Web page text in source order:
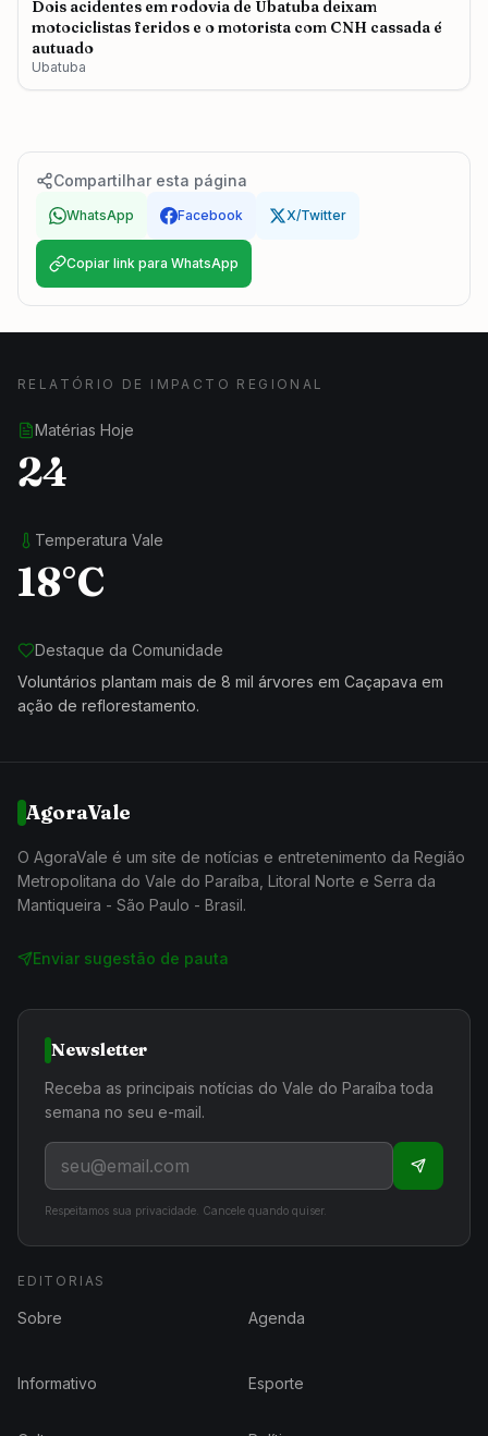
Dois acidentes em rodovia de Ubatuba deixam
motociclistas feridos e o motorista com CNH cassada é
autuado
Ubatuba
Compartilhar esta página
WhatsApp Facebook X/Twitter
Copiar link para WhatsApp
RELATÓRIO DE IMPACTO REGIONAL
Matérias Hoje
24
Temperatura Vale
18°C
Destaque da Comunidade
Voluntários plantam mais de 8 mil árvores em Caçapava em
ação de reflorestamento.
AgoraVale
O AgoraVale é um site de notícias e entretenimento da Região
Metropolitana do Vale do Paraíba, Litoral Norte e Serra da
Mantiqueira - São Paulo - Brasil.
Enviar sugestão de pauta
Newsletter
Receba as principais notícias do Vale do Paraíba toda
semana no seu e-mail.
Respeitamos sua privacidade. Cancele quando quiser.
EDITORIAS
Sobre Agenda
Informativo Esporte